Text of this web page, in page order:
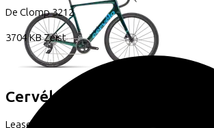
De Clomp3212
3704 KBZeist
Cervélo
Leaseprijs p/m vanaf